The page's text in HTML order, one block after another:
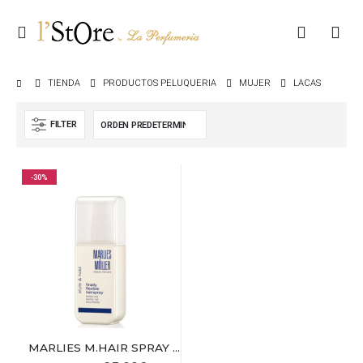
TIENDA PRODUCTOS PELUQUERIA MUJER LACAS
FILTER
-30%
MARLIES M.HAIR SPRAY FINALLY 125ML